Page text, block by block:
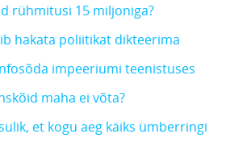
rühmitusi 15 miljoniga?
hakata poliitikat dikteerima
impeeriumi teenistuses
maha ei võta?
et kogu aeg käiks ümberringi